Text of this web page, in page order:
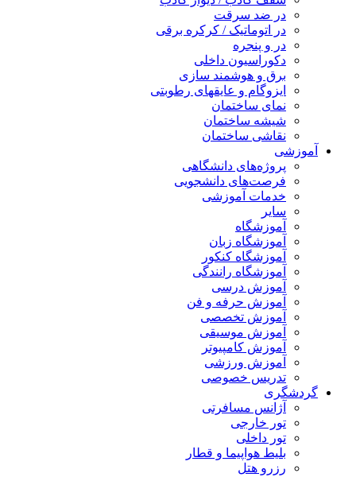
در ضد سرقت
در اتوماتیک / کرکره برقی
در و پنجره
دکوراسیون داخلی
برق و هوشمند سازی
ایزوگام و عایقهای رطوبتی
نمای ساختمان
شیشه ساختمان
نقاشی ساختمان
آموزشی
پروژه‌های دانشگاهی
فرصت‌های دانشجویی
خدمات آموزشی
سایر
آموزشگاه
آموزشگاه زبان
آموزشگاه کنکور
آموزشگاه رانندگی
آموزش درسی
آموزش حرفه و فن
آموزش تخصصی
آموزش موسیقی
آموزش کامپیوتر
آموزش ورزشی
تدریس خصوصی
گردشگری
آژانس مسافرتی
تور خارجی
تور داخلی
بلیط هواپیما و قطار
رزرو هتل